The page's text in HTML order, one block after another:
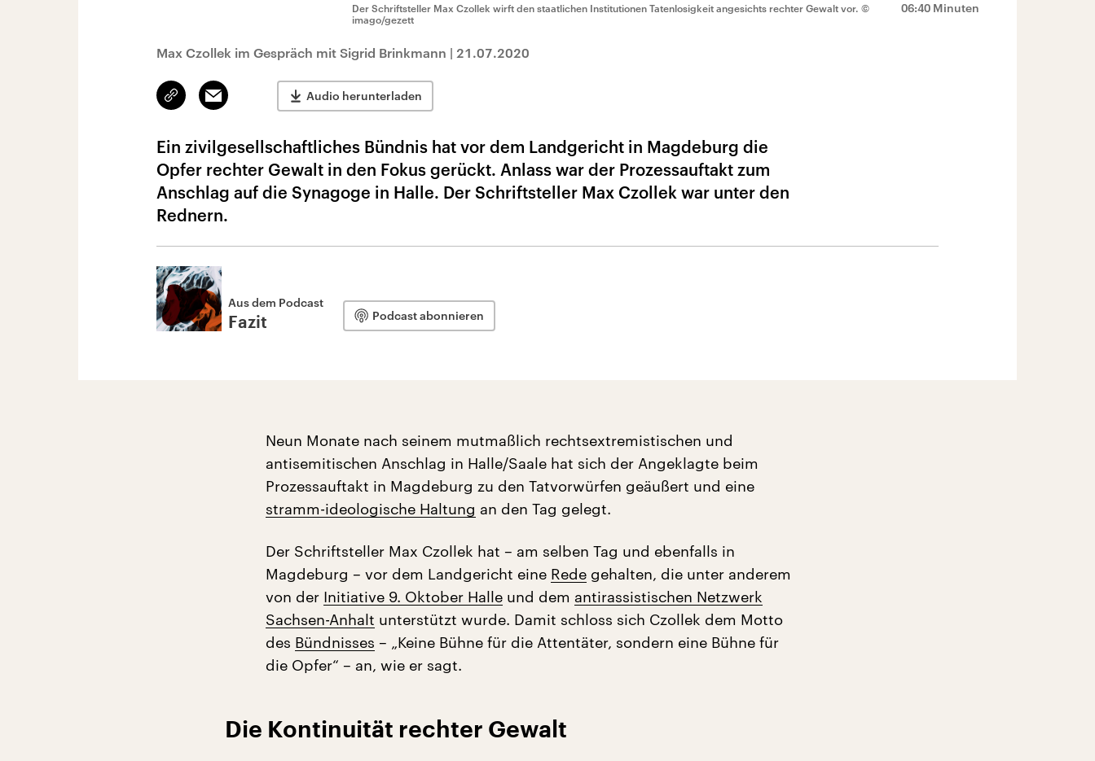
06:40 Minuten
Der Schriftsteller Max Czollek wirft den staatlichen Institutionen Tatenlosigkeit angesichts rechter Gewalt vor. ©
imago/gezett
Max Czollek im Gespräch mit Sigrid Brinkmann | 21.07.2020
Link
kopieren/teilen
Email Audio herunterladen
Ein zivilgesellschaftliches Bündnis hat vor dem Landgericht in Magdeburg die
Opfer rechter Gewalt in den Fokus gerückt. Anlass war der Prozessauftakt zum
Anschlag auf die Synagoge in Halle. Der Schriftsteller Max Czollek war unter den
Rednern.
Aus dem Podcast
Fazit Podcast abonnieren
Neun Monate nach seinem mutmaßlich rechtsextremistischen und
antisemitischen Anschlag in Halle/Saale hat sich der Angeklagte beim
Prozessauftakt in Magdeburg zu den Tatvorwürfen geäußert und eine
stramm-ideologische Haltung an den Tag gelegt.
Der Schriftsteller Max Czollek hat – am selben Tag und ebenfalls in
Magdeburg – vor dem Landgericht eine Rede gehalten, die unter anderem
von der Initiative 9. Oktober Halle und dem antirassistischen Netzwerk
Sachsen-Anhalt unterstützt wurde. Damit schloss sich Czollek dem Motto
des Bündnisses – „Keine Bühne für die Attentäter, sondern eine Bühne für
die Opfer“ – an, wie er sagt.
Die Kontinuität rechter Gewalt